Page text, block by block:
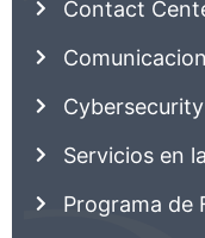
Contact
Cybersecurity
Servicios en
Programa de